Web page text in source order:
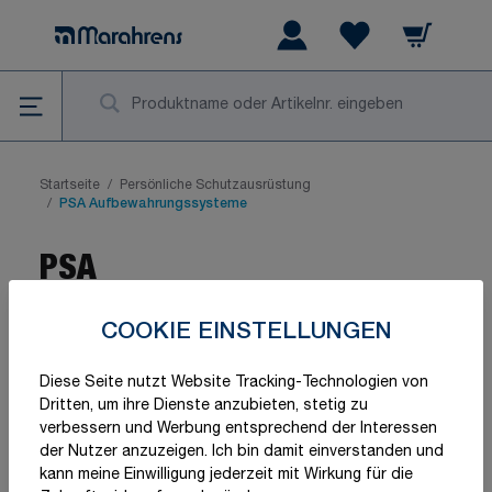
COOKIE EINSTELLUNGEN
Diese Seite nutzt Website Tracking-Technologien von
Dritten, um ihre Dienste anzubieten, stetig zu
verbessern und Werbung entsprechend der Interessen
der Nutzer anzuzeigen. Ich bin damit einverstanden und
kann meine Einwilligung jederzeit mit Wirkung für die
Warenkorb
Startseite /
Persönliche Schutzausrüstung
/
PSA Aufbewahrungssysteme
PSA